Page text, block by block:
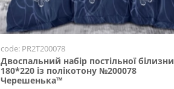
code: PR2T200078
Двоспальний набір постільної білизни
180*220 із полікотону №200078
Черешенька™